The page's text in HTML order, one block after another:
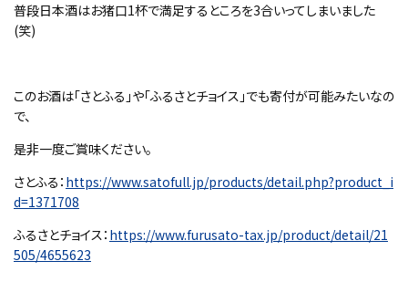
普段日本酒はお猪口1杯で満足するところを3合いってしまいました
(笑)
このお酒は「さとふる」や「ふるさとチョイス」でも寄付が可能みたいなの
で、
是非一度ご賞味ください。
さとふる： https://www.satofull.jp/products/detail.php?product_i
d=1371708
ふるさとチョイス： https://www.furusato-tax.jp/product/detail/21
505/4655623